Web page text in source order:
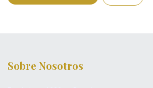
Sobre Nosotros